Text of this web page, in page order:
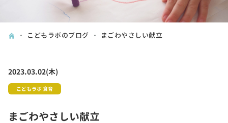
こどもラボのブログ まごわやさしい献立
2023.03.02(木)
こどもラボ 食育
まごわやさしい献立